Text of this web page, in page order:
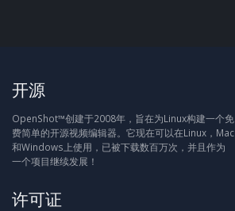
开源
OpenShot™创建于2008年，旨在为Linux构建一个免
费简单的开源视频编辑器。它现在可以在Linux，Mac
和Windows上使用，已被下载数百万次，并且作为
一个项目继续发展！
许可证